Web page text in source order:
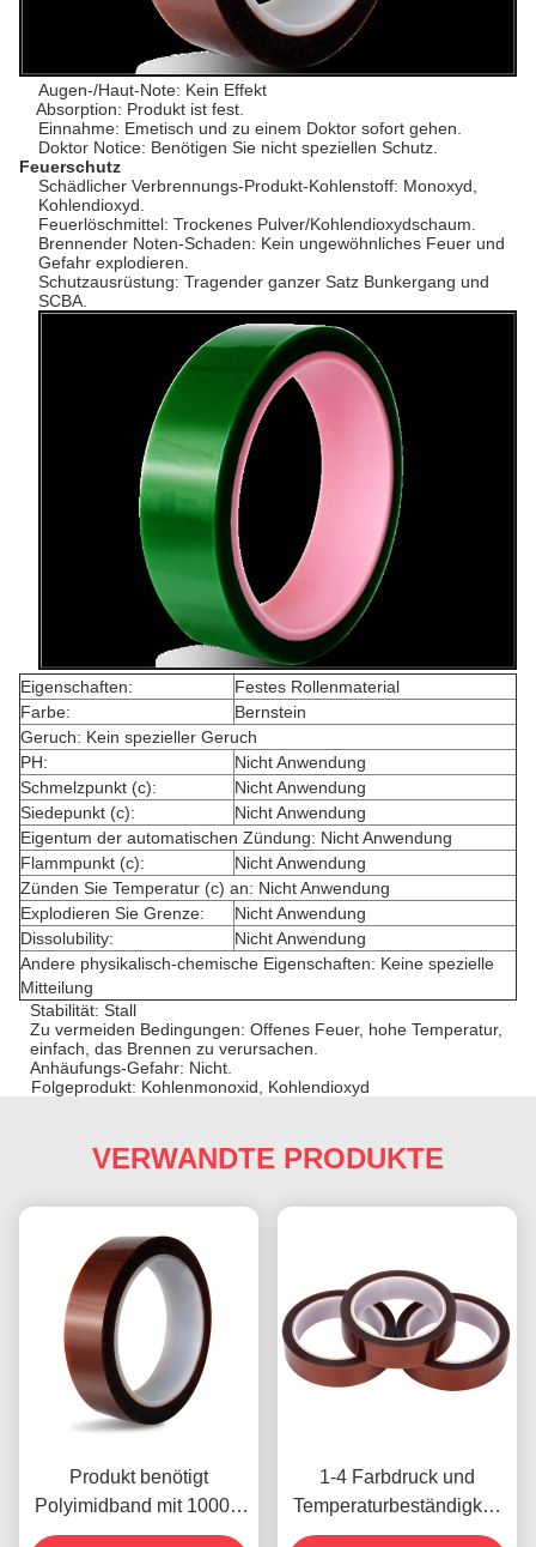
Augen-/Haut-Note: Kein Effekt
Absorption: Produkt ist fest.
Einnahme: Emetisch und zu einem Doktor sofort gehen.
Doktor Notice: Benötigen Sie nicht speziellen Schutz.
Feuerschutz
Schädlicher Verbrennungs-Produkt-Kohlenstoff: Monoxyd,
Kohlendioxyd.
Feuerlöschmittel: Trockenes Pulver/Kohlendioxydschaum.
Brennender Noten-Schaden: Kein ungewöhnliches Feuer und
Gefahr explodieren.
Schutzausrüstung: Tragender ganzer Satz Bunkergang und
SCBA.
Eigenschaften:
Festes Rollenmaterial
Farbe:
Bernstein
Geruch: Kein spezieller Geruch
PH:
Nicht Anwendung
Schmelzpunkt (c):
Nicht Anwendung
Siedepunkt (c):
Nicht Anwendung
Eigentum der automatischen Zündung: Nicht Anwendung
Flammpunkt (c):
Nicht Anwendung
Zünden Sie Temperatur (c) an: Nicht Anwendung
Explodieren Sie Grenze:
Nicht Anwendung
Dissolubility:
Nicht Anwendung
Andere physikalisch-chemische Eigenschaften: Keine spezielle
Mitteilung
Stabilität: Stall
Zu vermeiden Bedingungen: Offenes Feuer, hohe Temperatur,
einfach, das Brennen zu verursachen.
Anhäufungs-Gefahr: Nicht.
Folgeprodukt: Kohlenmonoxid, Kohlendioxyd
VERWANDTE PRODUKTE
Produkt benötigt
Polyimidband mit 1000V
Spannungsfestigkeit
1-4 Farbdruck und
Temperaturbeständigkeit
-10C-80C